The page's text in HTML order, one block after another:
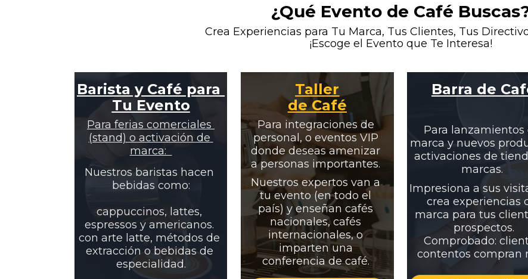
¿Qué Evento de Café
Crea Experiencias para Tu Marca, Tus Clientes, Tus
¡Escoge el Evento que Te Interesa!
Barista y Café para
Tu Evento
Para ferias comerciales
(stand) o activación de
marca:
Nuestros baristas hacen
bebidas como:
cappuccinos, lattes,
espressos y americanos.
con arte latte, métodos de
extracción o bebidas de
especialidad.
Taller
de Café
Para integraciones de
personal, o eventos VIP
donde deseas amenizar
a personas importantes.
Nuestros expertos van a
tu evento (en todo el
país) y enseñan cafés
nacionales, cafés
internacionales, o
imparten una
conferencia de café.
Barra de
Para lanzamientos
marca y nuevos
activaciones de
marcas.
Impresiona a sus
crea experiencias
marca para tus
prospectos.
Comprobado:
contentos compran